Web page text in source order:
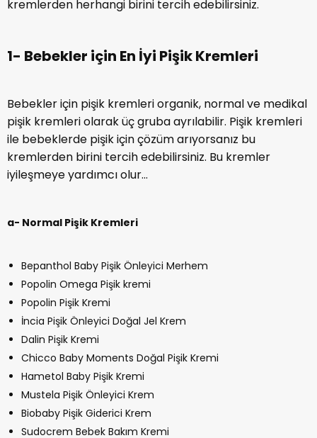
kremlerden herhangi birini tercih edebilirsiniz.
1- Bebekler için En İyi Pişik Kremleri
Bebekler için pişik kremleri organik, normal ve medikal
pişik kremleri olarak üç gruba ayrılabilir. Pişik kremleri
ile bebeklerde pişik için çözüm arıyorsanız bu
kremlerden birini tercih edebilirsiniz. Bu kremler
iyileşmeye yardımcı olur...
a- Normal Pişik Kremleri
Bepanthol Baby Pişik Önleyici Merhem
Popolin Omega Pişik kremi
Popolin Pişik Kremi
İncia Pişik Önleyici Doğal Jel Krem
Dalin Pişik Kremi
Chicco Baby Moments Doğal Pişik Kremi
Hametol Baby Pişik Kremi
Mustela Pişik Önleyici Krem
Biobaby Pişik Giderici Krem
Sudocrem Bebek Bakım Kremi